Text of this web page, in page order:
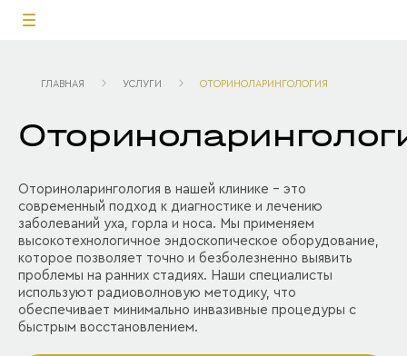
ГЛАВНАЯ УСЛУГИ ОТОРИНОЛАРИНГОЛОГИЯ
Оториноларингология в нашей клинике - это
современный подход к диагностике и лечению
заболеваний уха, горла и носа. Мы применяем
высокотехнологичное эндоскопическое оборудование,
которое позволяет точно и безболезненно выявить
проблемы на ранних стадиях. Наши специалисты
используют радиоволновую методику, что
обеспечивает минимально инвазивные процедуры с
быстрым восстановлением.